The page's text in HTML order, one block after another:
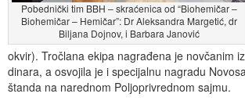
Pobednički tim BBH – skraćenica od “Biohemičar –
Biohemičar – Hemičar”: Dr Aleksandra Margetić, dr
Biljana Dojnov, i Barbara Janović
okvir). Tročlana ekipa nagrađena je novčanim
dinara, a osvojila je i specijalnu nagradu
štanda na narednom Poljoprivrednom sajmu.